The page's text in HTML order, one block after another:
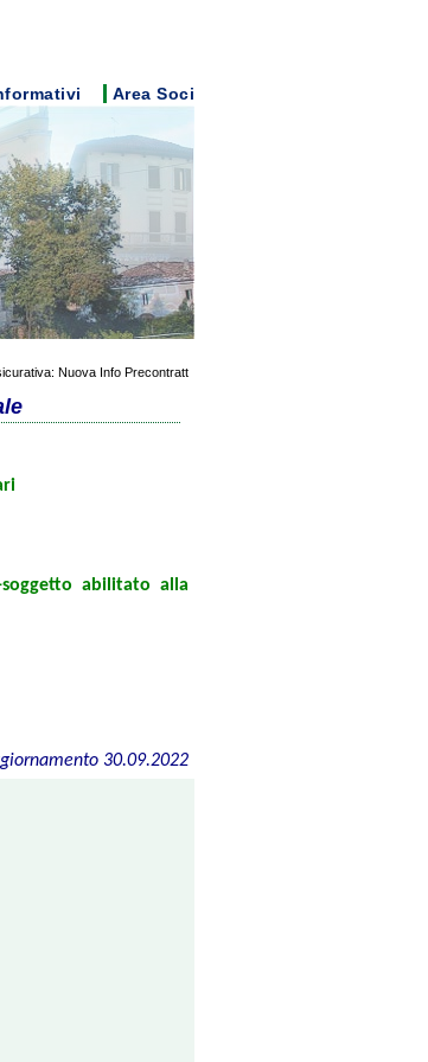
Area Soci
Nuova Info Precontratt
abilitato alla
30.09.2022